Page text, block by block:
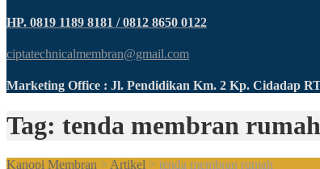
HP. 0819 1189 8181 / 0812 8650 0122
ciptatechnicalmembran@gmail.com
Marketing Office : Jl. Pendidikan Km. 2 Kp. Cidadap
Tag: tenda membran rumah
Kanopi Membran > Artikel > tenda membran rumah